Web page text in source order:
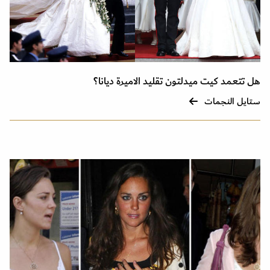
هل تتعمد كيت ميدلتون تقليد الاميرة ديانا؟
ستايل النجمات